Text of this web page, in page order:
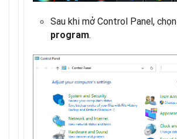
Sau khi mở Control Panel, chọn
program.